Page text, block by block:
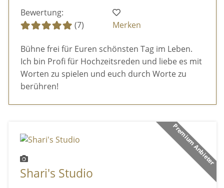
Bewertung:
(7)
Merken
Bühne frei für Euren schönsten Tag im Leben.
Ich bin Profi für Hochzeitsreden und liebe es mit
Worten zu spielen und euch durch Worte zu
berühren!
Premium Anbieter
Shari's Studio